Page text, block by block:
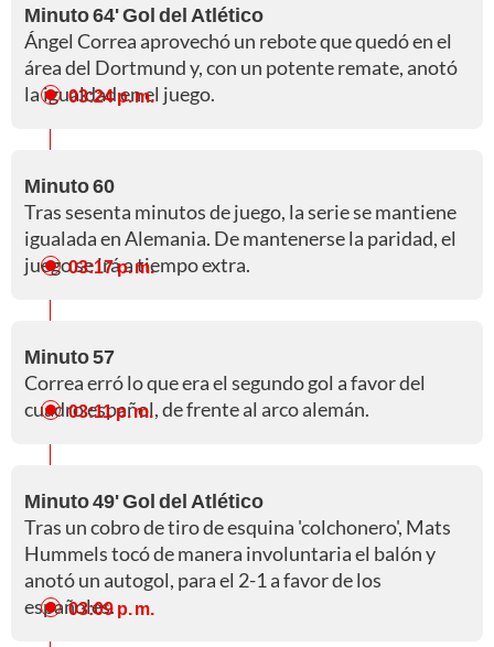
Minuto 64' Gol del Atlético
Ángel Correa aprovechó un rebote que quedó en el
área del Dortmund y, con un potente remate, anotó
la igualdad en el juego.
03:24 p. m.
Minuto 60
Tras sesenta minutos de juego, la serie se mantiene
igualada en Alemania. De mantenerse la paridad, el
juego se irá a tiempo extra.
03:17 p. m.
Minuto 57
Correa erró lo que era el segundo gol a favor del
cuadro español, de frente al arco alemán.
03:11 p. m.
Minuto 49' Gol del Atlético
Tras un cobro de tiro de esquina 'colchonero', Mats
Hummels tocó de manera involuntaria el balón y
anotó un autogol, para el 2-1 a favor de los
españoles.
03:09 p. m.